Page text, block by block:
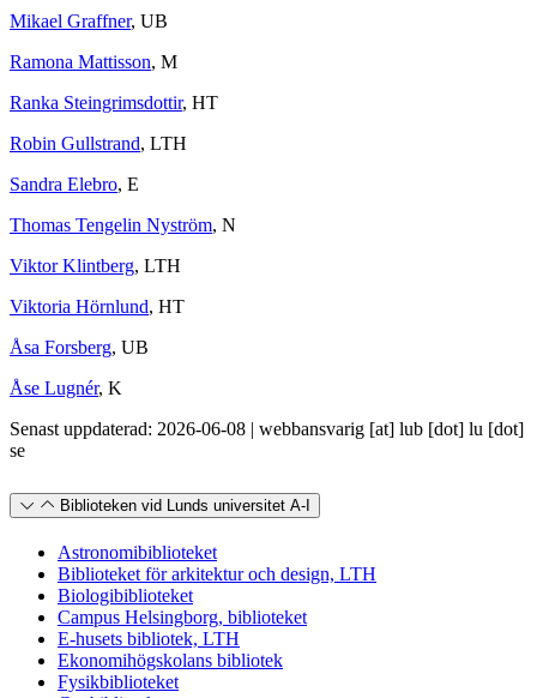
Mikael Graffner, UB
Ramona Mattisson, M
Ranka Steingrimsdottir, HT
Robin Gullstrand, LTH
Sandra Elebro, E
Thomas Tengelin Nyström, N
Viktor Klintberg, LTH
Viktoria Hörnlund, HT
Åsa Forsberg, UB
Åse Lugnér, K
Senast uppdaterad: 2026-06-08 | webbansvarig [at] lub [dot] lu [dot]
se
Biblioteken vid Lunds universitet A-I
Astronomibiblioteket
Biblioteket för arkitektur och design, LTH
Biologibiblioteket
Campus Helsingborg, biblioteket
E-husets bibliotek, LTH
Ekonomihögskolans bibliotek
Fysikbiblioteket